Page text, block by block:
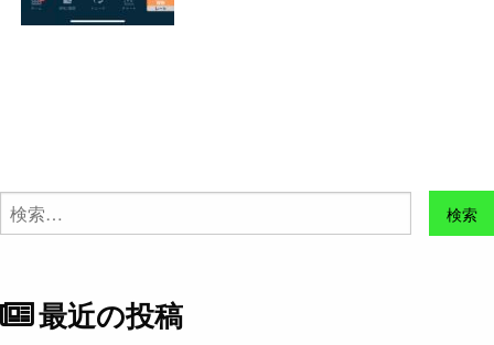
検
索:
最近の投稿